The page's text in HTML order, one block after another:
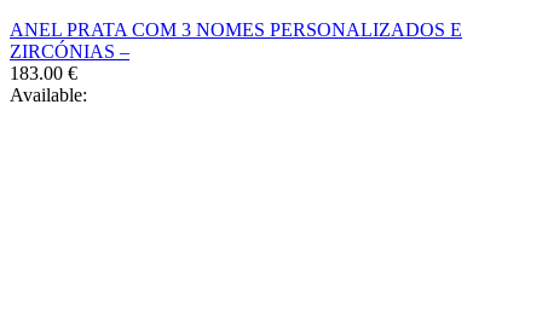
on
ANEL PRATA COM 3 NOMES PERSONALIZADOS E
ZIRCÓNIAS –
183.00 €
Available: